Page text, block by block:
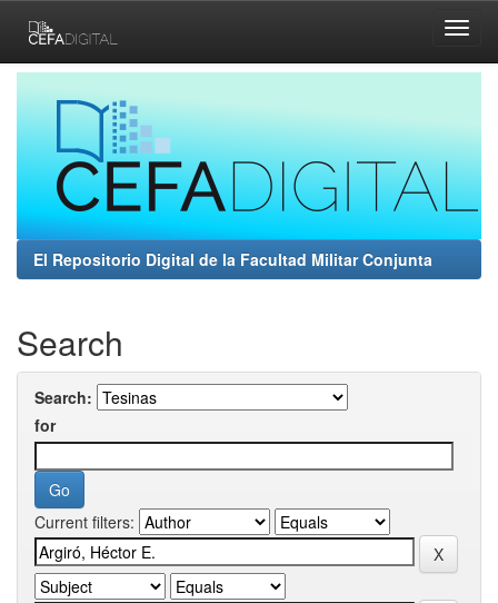
navigation
El Repositorio Digital de la Facultad Militar Conjunta
Search
Search:
for
Current filters: